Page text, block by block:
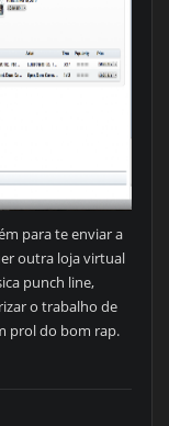
para te enviar a
outra loja virtual
punch line,
o trabalho de
prol do bom rap.